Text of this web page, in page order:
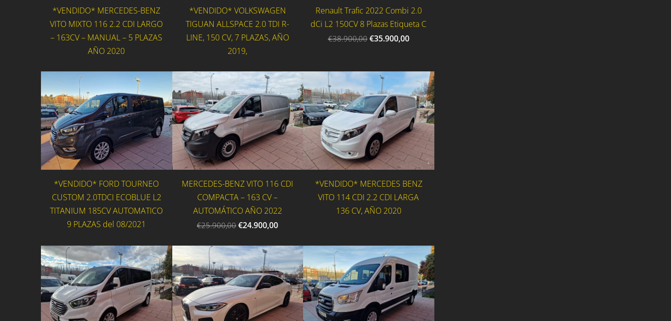
*VENDIDO* MERCEDES-BENZ
VITO MIXTO 116 2.2 CDI LARGO
– 163CV – MANUAL – 5 PLAZAS
AÑO 2020
*VENDIDO* VOLKSWAGEN
TIGUAN ALLSPACE 2.0 TDI R-
LINE, 150 CV, 7 PLAZAS, AÑO
2019,
Renault Trafic 2022 Combi 2.0
dCi L2 150CV 8 Plazas Etiqueta C
€38.900,00 €35.900,00
*VENDIDO* FORD TOURNEO
CUSTOM 2.0TDCI ECOBLUE L2
TITANIUM 185CV AUTOMATICO
9 PLAZAS del 08/2021
MERCEDES-BENZ VITO 116 CDI
COMPACTA – 163 CV –
AUTOMÁTICO AÑO 2022
€25.900,00 €24.900,00
*VENDIDO* MERCEDES BENZ
VITO 114 CDI 2.2 CDI LARGA
136 CV, AÑO 2020